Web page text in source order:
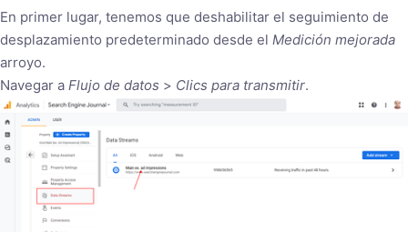
En primer lugar, tenemos que deshabilitar el seguimiento de
desplazamiento predeterminado desde el Medición mejorada
arroyo.
Navegar a Flujo de datos > Clics para transmitir.